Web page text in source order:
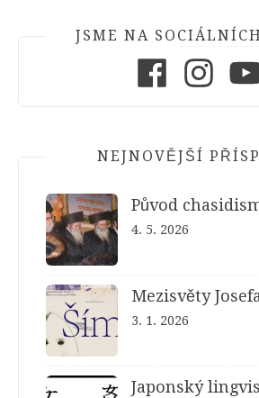
JSME NA
NEJNOVĚJŠÍ
Původ
4. 5. 2026
Mezisvěty
3. 1. 2026
Japonský